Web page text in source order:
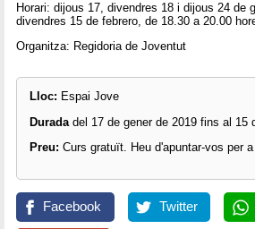
Horari: dijous 17, divendres 18 i dijous 24 de
divendres 15 de febrero, de 18.30 a 20.00
Organitza: Regidoria de Joventut
Lloc: Espai Jove
Durada del 17 de gener de 2019 fins al 15
Preu: Curs gratuït. Heu d'apuntar-vos per
Facebook Twitter